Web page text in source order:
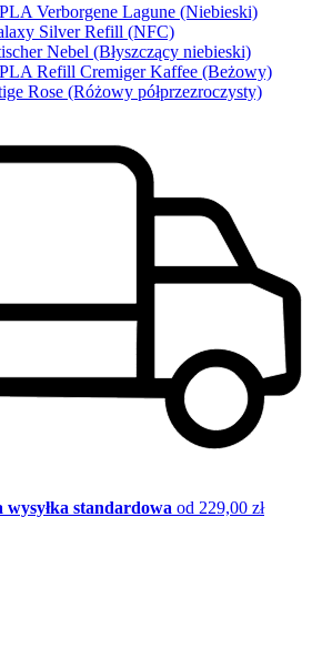
Verborgene Lagune (Niebieski)
Silver Refill (NFC)
Nebel (Błyszczący niebieski)
Refill Cremiger Kaffee (Beżowy)
Rose (Różowy półprzezroczysty)
standardowa od 229,00 zł